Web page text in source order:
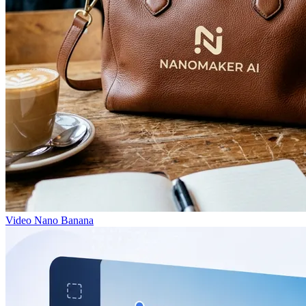
Video Nano Banana